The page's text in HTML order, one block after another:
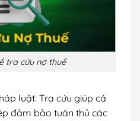
tra cứu nợ thuế
luật: Tra cứu giúp cá
đảm bảo tuân thủ các